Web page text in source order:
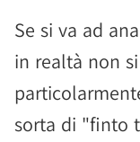
Se si va ad
in realtà non
sorta di "finto